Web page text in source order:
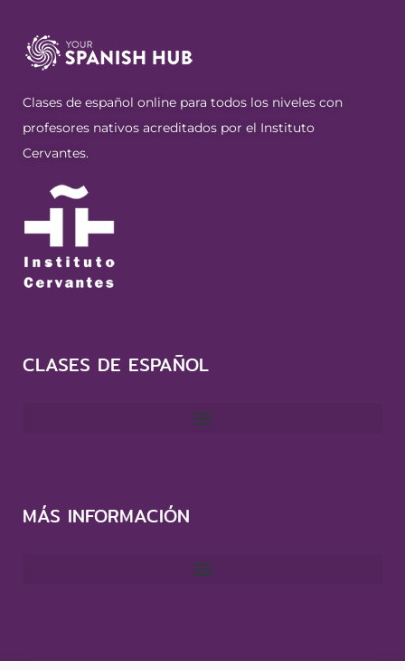
Clases de español online para todos los niveles con
profesores nativos acreditados por el Instituto
Cervantes.
CLASES DE ESPAÑOL
MÁS INFORMACIÓN